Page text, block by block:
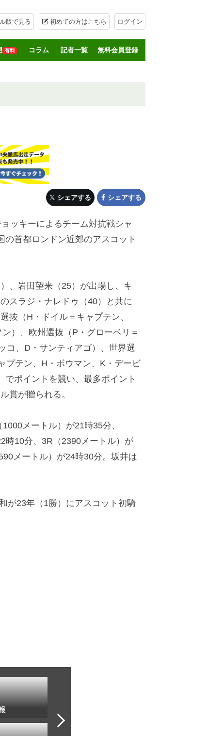
版で見る 初めての方はこちら ログイン
有料 コラム 記者一覧 無料会員登録
シェアする シェアする
ッキーによるチーム対抗戦シャ
の首都ロンドン近郊のアスコット
、岩田望来（25）が出場し、キ
スラジ・ナレドゥ（40）と共に
抜（H・ドイル＝キャプテン、
）、欧州選抜（P・グローベリ＝
コ、D・サンティアゴ）、世界選
プテン、H・ボウマン、K・デービ
でポイントを競い、最多ポイント
賞が贈られる。
メートル）が21時35分、
時10分、3R（2390メートル）が
メートル）が24時30分。坂井は
が23年（1勝）にアスコット初騎